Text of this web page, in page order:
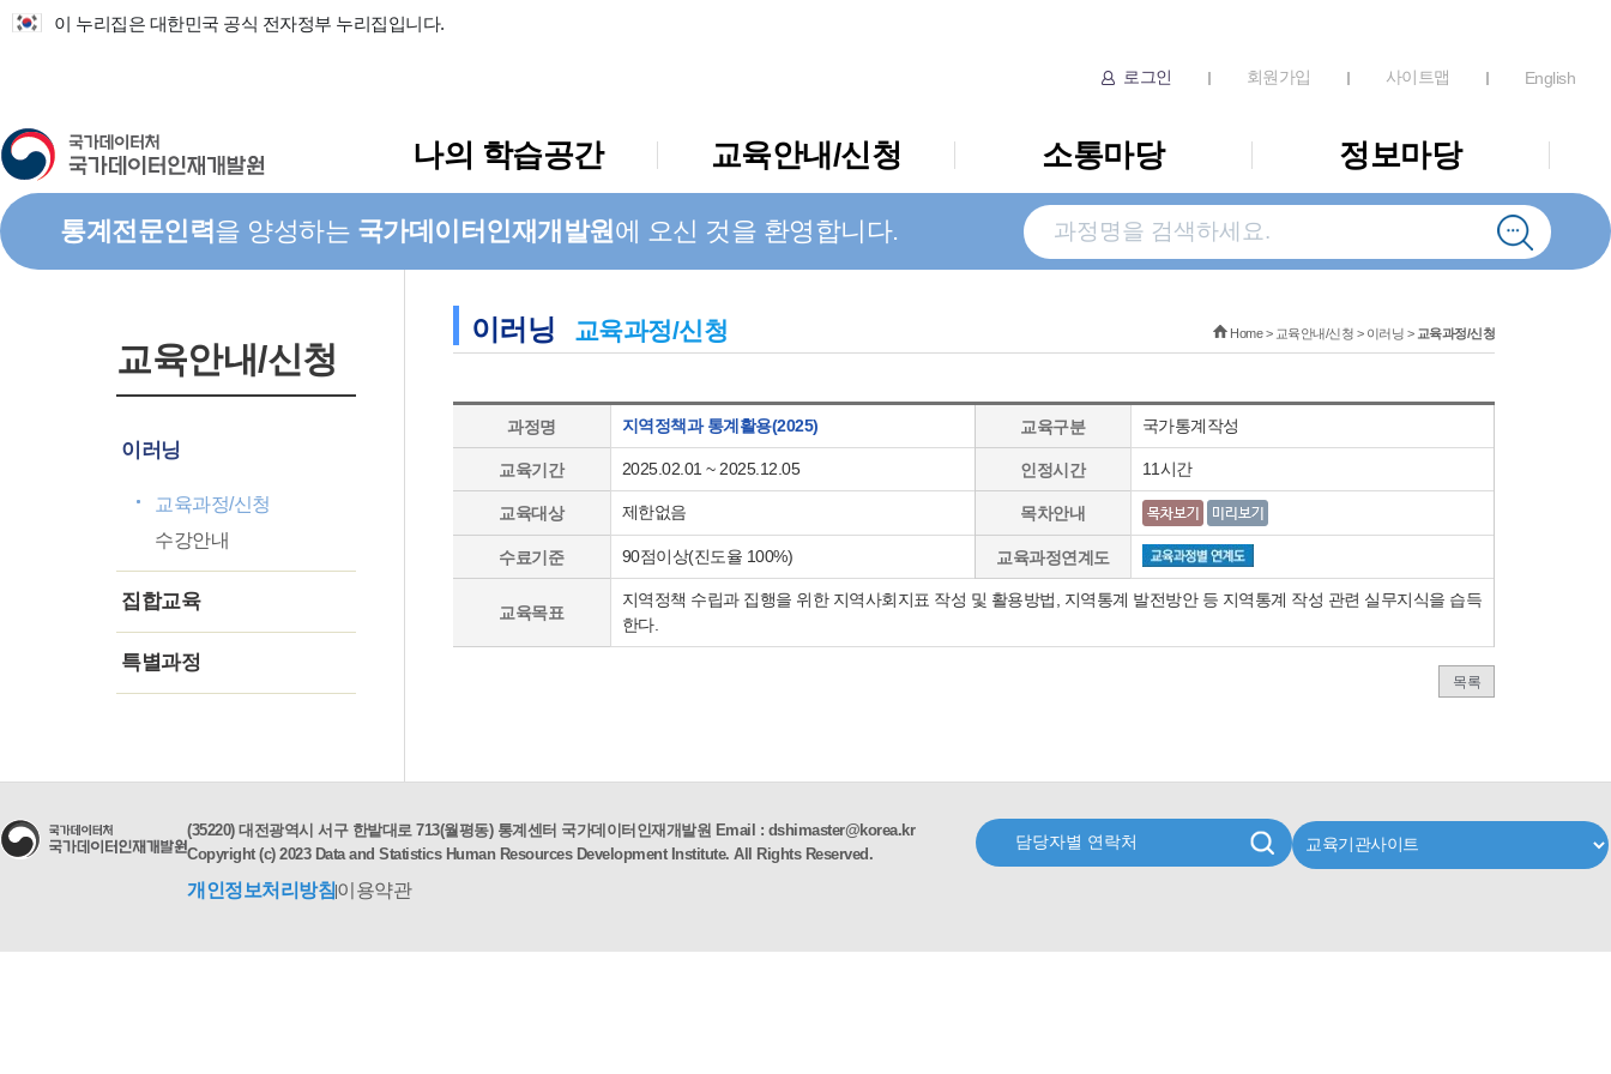
이 누리집은 대한민국 공식 전자정부 누리집입니다.
로그인 회원가입 사이트맵 English
나의 학습공간 교육안내/신청 소통마당 정보마당
통계전문인력 을 양성하는 국가데이터인재개발원에 오신 것을 환영합니다.
교육안내/신청
이러닝
교육과정/신청
수강안내
집합교육
수강안내
특별과정
학생통계교육
이러닝 교육과정/신청 Home> 교육안내/신청 > 이러닝 > 교육과정/신청
과정명 지역정책과 통계활용(2025) 교육구분 국가통계작성
교육기간 2025.02.01 ~ 2025.12.05 인정시간 11시간
교육대상 제한없음 목차안내
수료기준 90점이상(진도율 100%) 교육과정연계도
교육목표
지역정책 수립과 집행을 위한 지역사회지표 작성 및 활용방법, 지역통계 발전방안 등 지역통계 작성 관련 실무지식을 습득
한다.
목록
(35220) 대전광역시 서구 한밭대로 713(월평동) 통계센터 국가데이터인재개발원 Email : dshimaster@korea.kr
Copyright (c) 2023 Data and Statistics Human Resources Development Institute. All Rights Reserved.
개인정보처리방침 이용약관
담당자별 연락처